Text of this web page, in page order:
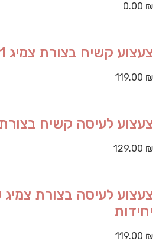
0.00 ₪
צעצוע קשיח בצורת צמיג 1 יחידות
119.00 ₪
צעצוע לעיסה קשיח בצורת צמיג 1
129.00 ₪
יחידות
119.00 ₪